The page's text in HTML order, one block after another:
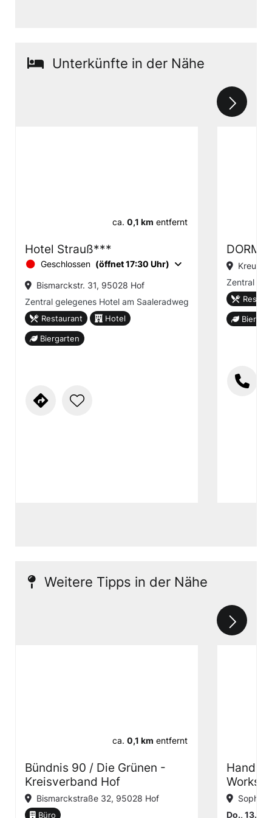
Unterkünfte in der Nähe
ca. 0,1 km entfernt
Hotel Strauß***
Geschlossen (öffnet 17:30 Uhr)
Bismarckstr. 31, 95028 Hof
Zentral gelegenes Hotel am Saaleradweg
Restaurant Hotel
Biergarten
Zentral am
Weitere Tipps in der Nähe
ca. 0,1 km entfernt
Bündnis 90 / Die Grünen -
Kreisverband Hof
Bismarckstraße 32, 95028 Hof
Büro
Do.,